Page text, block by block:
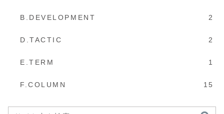
B.DEVELOPMENT 2
D.TACTIC 2
E.TERM 1
F.COLUMN 15